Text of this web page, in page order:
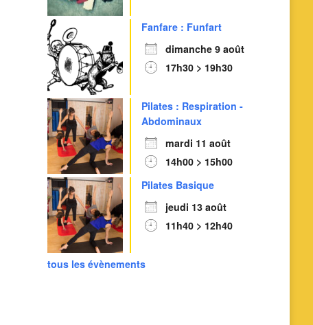
Fanfare : Funfart
dimanche 9 août
17h30 > 19h30
Pilates : Respiration -
Abdominaux
mardi 11 août
14h00 > 15h00
Pilates Basique
jeudi 13 août
11h40 > 12h40
tous les évènements